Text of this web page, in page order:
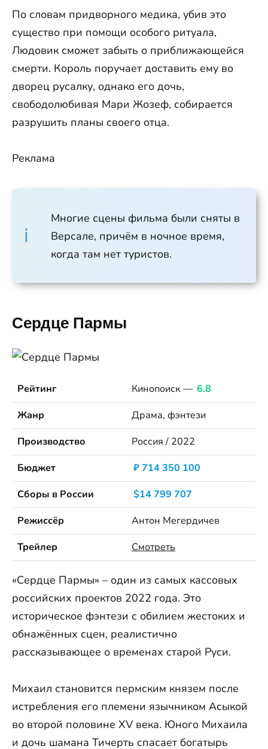
По словам придворного медика, убив это
существо при помощи особого ритуала,
Людовик сможет забыть о приближающейся
смерти. Король поручает доставить ему во
дворец русалку, однако его дочь,
свободолюбивая Мари Жозеф, собирается
разрушить планы своего отца.
Реклама
Многие сцены фильма были сняты в
Версале, причём в ночное время,
когда там нет туристов.
Сердце Пармы
Рейтинг Кинопоиск — 6.8
Жанр
Драма, фэнтези
Производство
Россия / 2022
Бюджет
₽ 714 350 100
Сборы в России
$14 799 707
Режиссёр
Антон Мегердичев
Трейлер
Смотреть
«Сердце Пармы» – один из самых кассовых
российских проектов 2022 года. Это
историческое фэнтези с обилием жестоких и
обнажённых сцен, реалистично
рассказывающее о временах старой Руси.
Михаил становится пермским князем после
истребления его племени язычником Асыкой
во второй половине XV века. Юного Михаила
и дочь шамана Тичерть спасает богатырь